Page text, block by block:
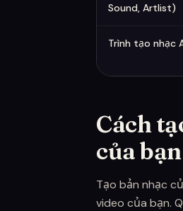
Sound, Artlist)
Trình tạo nhạc
Cách
của bạn
Tạo bản nhạc
video của bạn.